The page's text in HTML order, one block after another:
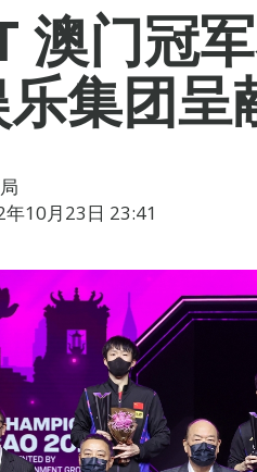
澳门冠
集团呈
年10月23日 23:41